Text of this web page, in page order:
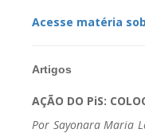
Acesse matéria
Artigos
AÇÃO DO PiS:
Por Sayonara Maria